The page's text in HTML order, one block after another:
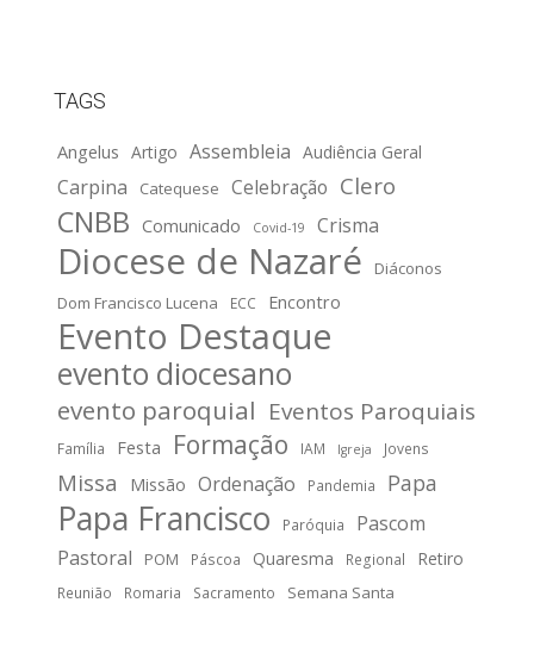
TAGS
Angelus Artigo Assembleia Audiência Geral
Carpina Catequese Celebração Clero
CNBB Comunicado Covid-19 Crisma
Diocese de Nazaré
Diáconos
Dom Francisco Lucena
ECC Encontro
Evento Destaque
evento diocesano
evento paroquial Eventos Paroquiais
Família Festa Formação IAM Igreja Jovens
Missa Missão Ordenação Pandemia Papa
Papa Francisco Paróquia
Pascom
Pastoral
POM Páscoa Quaresma Regional Retiro
Reunião Romaria Sacramento Semana Santa